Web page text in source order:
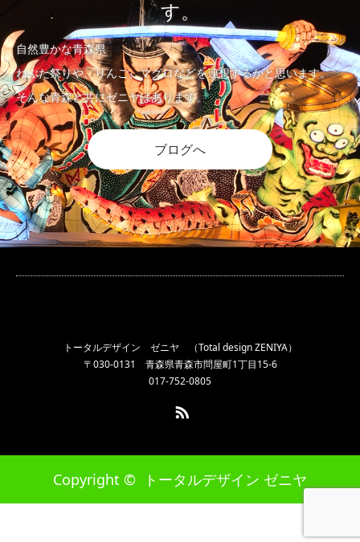
す。
自然豊かな青森県
ねぶた祭りや、りんご、マグロなどを連想するかと思います。
そんな青森と共にゼニヤはあります。
ブログへ
トータルデザイン ゼニヤ （Total design ZENIYA）
〒030-0131 青森県青森市問屋町1丁目15-6
017-752-0805
Copyright © トータルデザイン ゼニヤ
お問合せ